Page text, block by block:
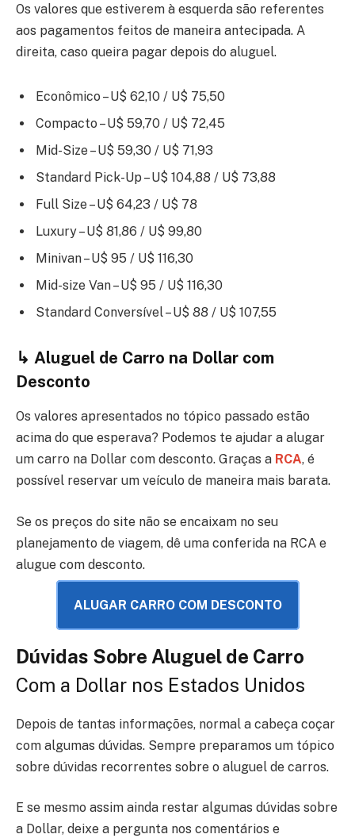
Os valores que estiverem à esquerda são referentes
aos pagamentos feitos de maneira antecipada. A
direita, caso queira pagar depois do aluguel.
Econômico – U$ 62,10 / U$ 75,50
Compacto – U$ 59,70 / U$ 72,45
Mid-Size – U$ 59,30 / U$ 71,93
Standard Pick-Up – U$ 104,88 / U$ 73,88
Full Size – U$ 64,23 / U$ 78
Luxury – U$ 81,86 / U$ 99,80
Minivan – U$ 95 / U$ 116,30
Mid-size Van – U$ 95 / U$ 116,30
Standard Conversível – U$ 88 / U$ 107,55
↳ Aluguel de Carro na Dollar com
Desconto
Os valores apresentados no tópico passado estão
acima do que esperava? Podemos te ajudar a alugar
um carro na Dollar com desconto. Graças a RCA, é
possível reservar um veículo de maneira mais barata.
Se os preços do site não se encaixam no seu
planejamento de viagem, dê uma conferida na RCA e
alugue com desconto.
ALUGAR CARRO COM DESCONTO
Dúvidas Sobre Aluguel de Carro
Com a Dollar nos Estados Unidos
Depois de tantas informações, normal a cabeça coçar
com algumas dúvidas. Sempre preparamos um tópico
sobre dúvidas recorrentes sobre o aluguel de carros.
E se mesmo assim ainda restar algumas dúvidas sobre
a Dollar, deixe a pergunta nos comentários e